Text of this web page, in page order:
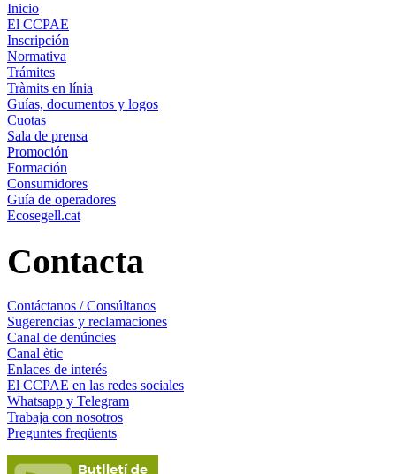
Inicio
El CCPAE
Inscripción
Normativa
Trámites
Tràmits en línia
Guías, documentos y logos
Cuotas
Sala de prensa
Promoción
Formación
Consumidores
Guía de operadores
Ecosegell.cat
Contacta
Contáctanos / Consúltanos
Sugerencias y reclamaciones
Canal de denúncies
Canal ètic
Enlaces de interés
El CCPAE en las redes sociales
Whatsapp y Telegram
Trabaja con nosotros
Preguntes freqüents